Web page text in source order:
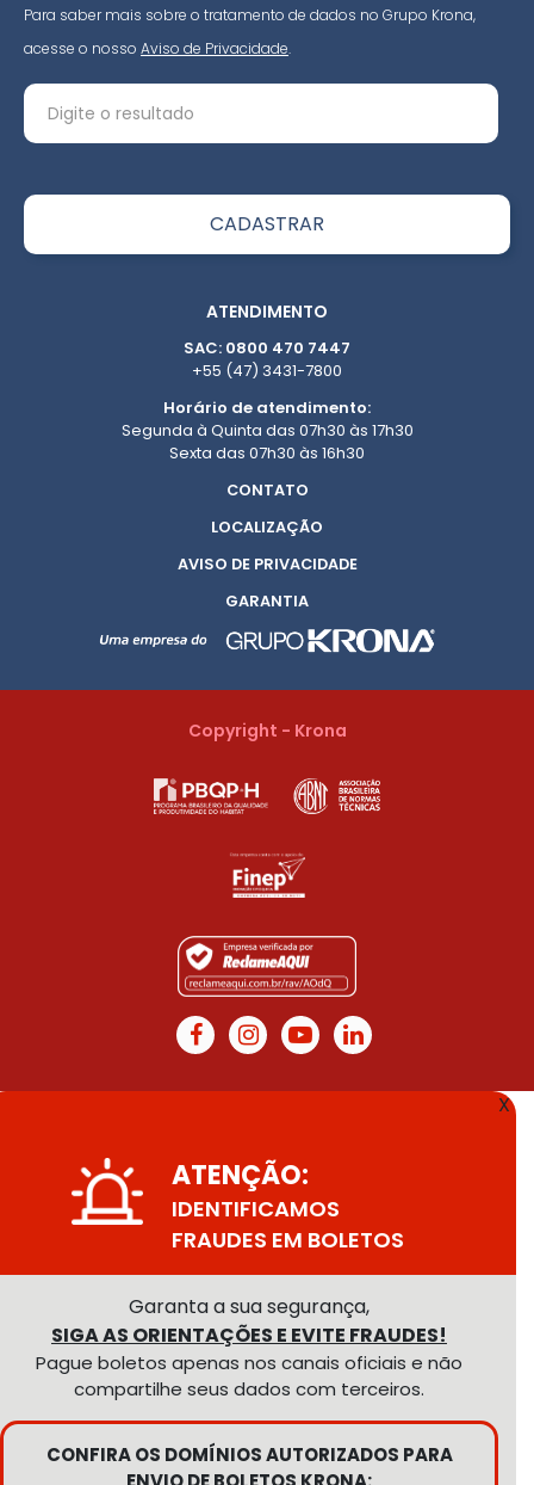
Para saber mais sobre o tratamento de dados no Grupo Krona,
acesse o nosso Aviso de Privacidade.
ATENDIMENTO
SAC: 0800 470 7447
+55 (47) 3431-7800
Horário de atendimento:
Segunda à Quinta das 07h30 às 17h30
Sexta das 07h30 às 16h30
CONTATO
LOCALIZAÇÃO
AVISO DE PRIVACIDADE
GARANTIA
Copyright - Krona
X
ATENÇÃO:
IDENTIFICAMOS
FRAUDES EM BOLETOS
Garanta a sua segurança,
SIGA AS ORIENTAÇÕES E EVITE FRAUDES!
Pague boletos apenas nos canais oficiais e não
compartilhe seus dados com terceiros.
CONFIRA OS DOMÍNIOS AUTORIZADOS PARA